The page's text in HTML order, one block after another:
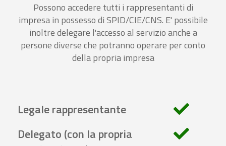
Possono accedere tutti i rappresentanti di
impresa in possesso di SPID/CIE/CNS. E' possibile
inoltre delegare l'accesso al servizio anche a
persone diverse che potranno operare per conto
della propria impresa
Legale rappresentante
Delegato (con la propria